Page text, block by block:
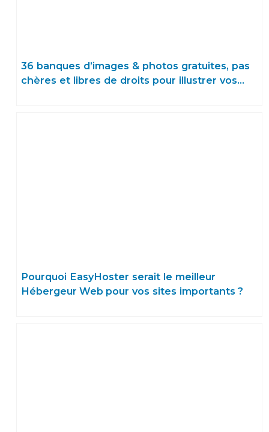
36 banques d’images & photos gratuites, pas
chères et libres de droits pour illustrer vos
Pourquoi EasyHoster serait le meilleur
Hébergeur Web pour vos sites importants ?